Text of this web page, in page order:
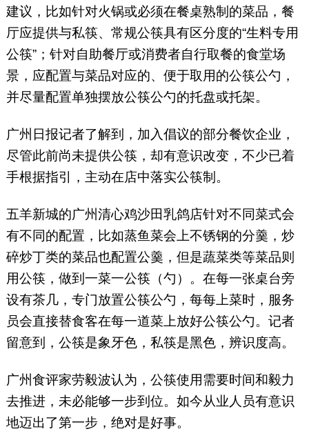
建议，比如针对火锅或必须在餐桌熟制的菜品，餐
厅应提供与私筷、常规公筷具有区分度的“生料专用
公筷”；针对自助餐厅或消费者自行取餐的食堂场
景，应配置与菜品对应的、便于取用的公筷公勺，
并尽量配置单独摆放公筷公勺的托盘或托架。
广州日报记者了解到，加入倡议的部分餐饮企业，
尽管此前尚未提供公筷，却有意识改变，不少已着
手根据指引，主动在店中落实公筷制。
五羊新城的广州清心鸡沙田乳鸽店针对不同菜式会
有不同的配置，比如蒸鱼菜会上不锈钢的分羹，炒
碎炒丁类的菜品也配置公羹，但是蔬菜类等菜品则
用公筷，做到一菜一公筷（勺）。在每一张桌台旁
设有茶几，专门放置公筷公勺，每每上菜时，服务
员会直接替食客在每一道菜上放好公筷公勺。记者
留意到，公筷是象牙色，私筷是黑色，辨识度高。
广州食评家劳毅波认为，公筷使用需要时间和毅力
去推进，未必能够一步到位。如今从业人员有意识
地迈出了第一步，绝对是好事。